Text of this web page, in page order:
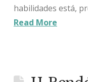
habilidades está,
Read More